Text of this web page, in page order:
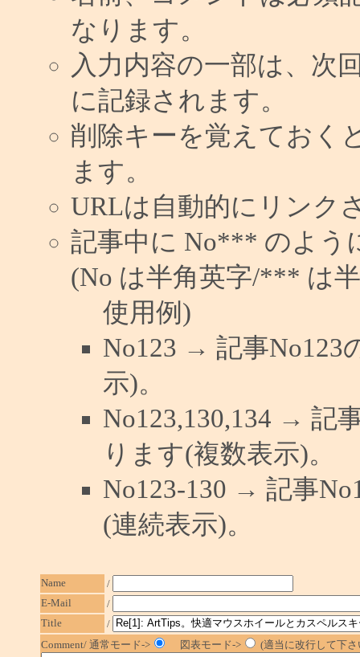
なります。
入力内容の一部は、次
に記録されます。
削除キーを覚えておく
ます。
URLは自動的にリンク
記事中に No*** のよう
(No は半角英字/*** は
使用例)
No123 → 記事No123
示)。
No123,130,134 → 記
ります(複数表示)。
No123-130 → 記事
(連続表示)。
Name
/
E-Mail
/
Title
/
Comment/ 通常モード->
図表モード-> (適当に改行して下